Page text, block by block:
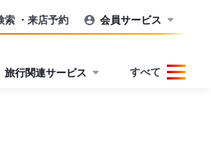
索 ・来店予約 会員サービス
旅行関連サービス すべて